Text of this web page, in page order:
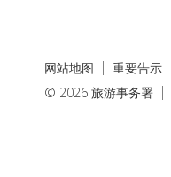
网站地图 重要告示
© 2026 旅游事务署